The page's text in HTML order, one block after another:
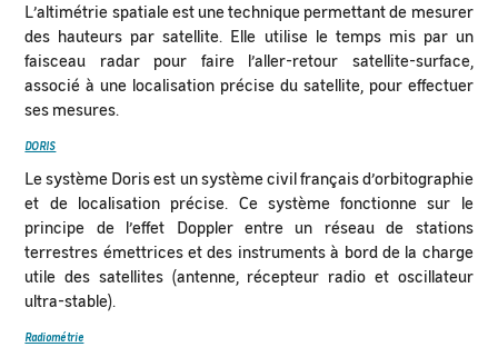
L’altimétrie spatiale est une technique permettant de mesurer
des hauteurs par satellite. Elle utilise le temps mis par un
faisceau radar pour faire l’aller-retour satellite-surface,
associé à une localisation précise du satellite, pour effectuer
ses mesures.
DORIS
Le système Doris est un système civil français d’orbitographie
et de localisation précise. Ce système fonctionne sur le
principe de l’effet Doppler entre un réseau de stations
terrestres émettrices et des instruments à bord de la charge
utile des satellites (antenne, récepteur radio et oscillateur
ultra-stable).
Radiométrie